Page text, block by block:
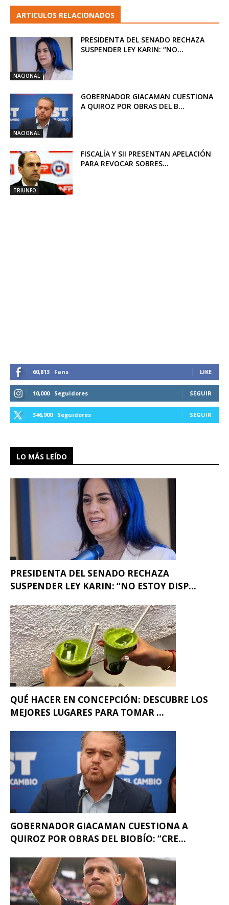
ARTICULOS RELACIONADOS
NACIONAL
PRESIDENTA DEL SENADO RECHAZA
SUSPENDER LEY KARIN: “NO...
NACIONAL
GOBERNADOR GIACAMAN CUESTIONA
A QUIROZ POR OBRAS DEL B...
TRIUNFO
FISCALÍA Y SII PRESENTAN APELACIÓN
PARA REVOCAR SOBRES...
60,813 Fans LIKE
10,000 Seguidores SEGUIR
346,900 Seguidores SEGUIR
LO MÁS LEÍDO
PRESIDENTA DEL SENADO RECHAZA
SUSPENDER LEY KARIN: “NO ESTOY DISP...
QUÉ HACER EN CONCEPCIÓN: DESCUBRE LOS
MEJORES LUGARES PARA TOMAR ...
GOBERNADOR GIACAMAN CUESTIONA A
QUIROZ POR OBRAS DEL BIOBÍO: “CRE...